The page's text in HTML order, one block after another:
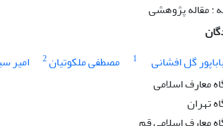
: مقاله پژوهشی
گل افشانی
1 مصطفی ملکوتیان2 امیر
معارف اسلامی
تهران